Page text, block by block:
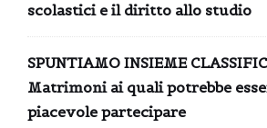
scolastici e il diritto allo studio
SPUNTIAMO INSIEME
Matrimoni ai quali potrebbe
piacevole partecipare